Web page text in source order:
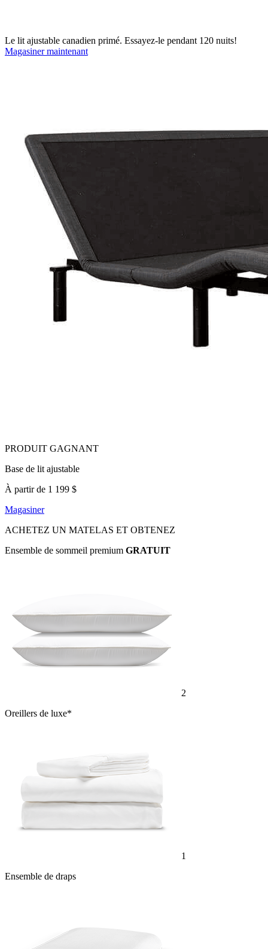
Le lit ajustable canadien primé. Essayez-le pendant 120 nuits!
Magasiner maintenant
Base de lit ajustable
À partir de 1 199 $
Magasiner
ACHETEZ UN MATELAS ET OBTENEZ
Ensemble de sommeil premium GRATUIT
2
Oreillers de luxe*
1
Ensemble de draps